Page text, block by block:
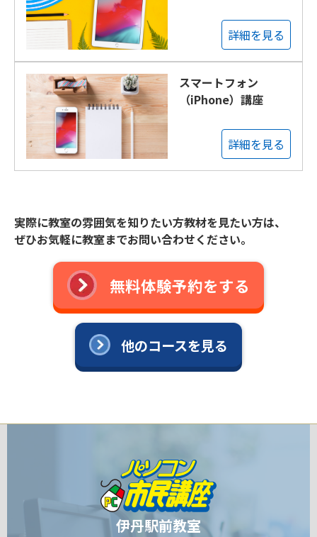
詳細を見る
スマートフォン
（iPhone）講座
詳細を見る
実際に教室の雰囲気を知りたい方教材を見たい方は、
ぜひお気軽に教室までお問い合わせください。
無料体験予約をする
他のコースを見る
伊丹駅前教室